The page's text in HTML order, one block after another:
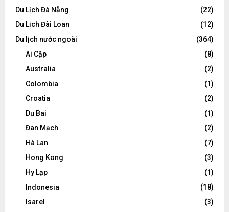
Du Lịch Đà Nẵng
(22)
Du Lịch Đài Loan
(12)
Du lịch nước ngoài
(364)
Ai Cập
(8)
Australia
(2)
Colombia
(1)
Croatia
(2)
Du Bai
(1)
Đan Mạch
(2)
Hà Lan
(7)
Hong Kong
(3)
Hy Lạp
(1)
Indonesia
(18)
Isarel
(3)